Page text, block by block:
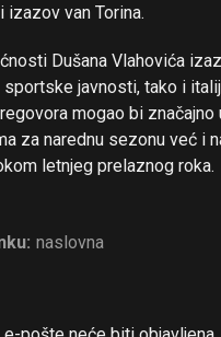
izazov van Torina.
Dušana Vlahovića
javnosti, tako i
mogao bi
za narednu sezonu već i
letnjeg prelaznog roka.
naslovna